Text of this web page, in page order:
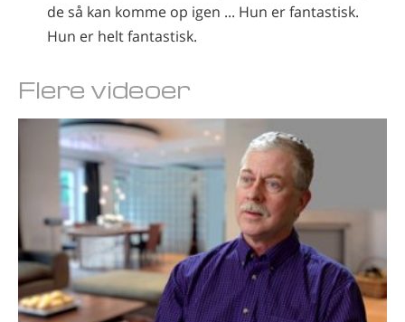
de så kan komme op igen ... Hun er fantastisk.
Hun er helt fantastisk.
Flere videoer